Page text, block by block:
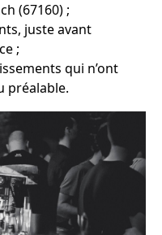
(67160) ;
juste avant
;
qui n’ont
préalable.